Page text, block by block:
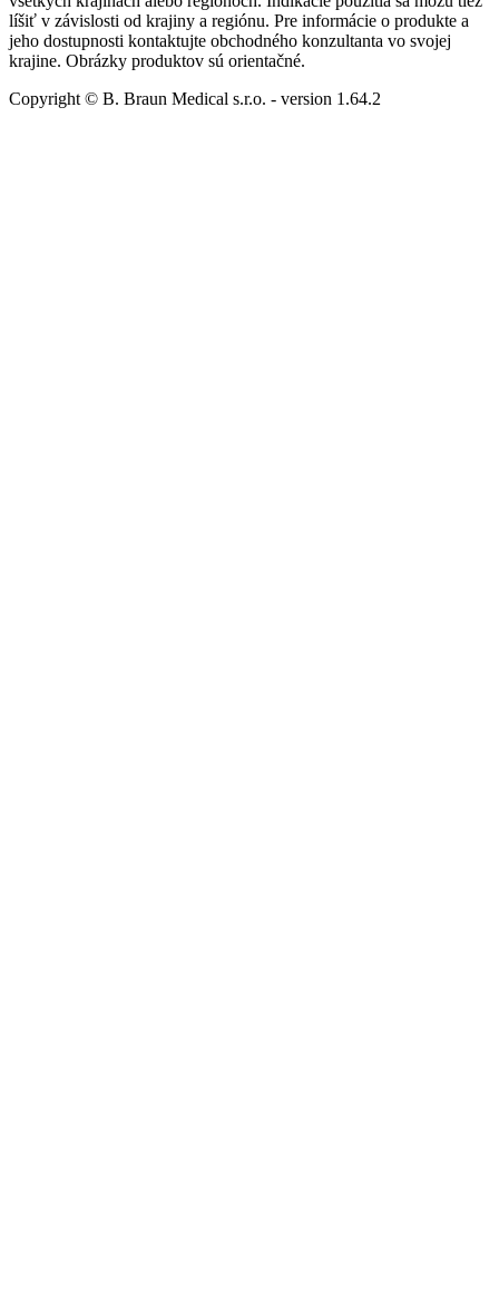
líšiť v závislosti od krajiny a regiónu. Pre informácie o produkte a
jeho dostupnosti kontaktujte obchodného konzultanta vo svojej
krajine. Obrázky produktov sú orientačné.
Copyright © B. Braun Medical s.r.o. - version 1.64.2